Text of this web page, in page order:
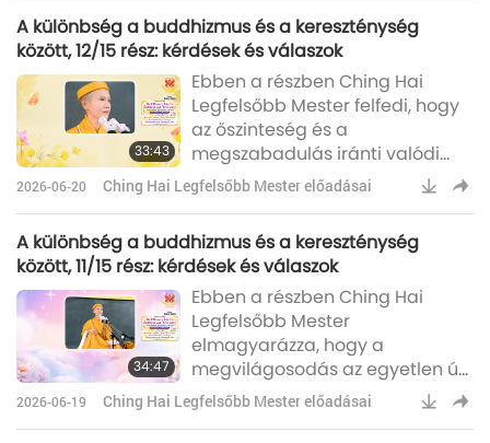
hasonlóságokat, és
elmagyarázza, mi történik,
miután elhagyjuk ezt a világot.
(Csak egy korábbi kérdésem
folytatása.) Rendben. (Mi a
kapcsolat ISTEN és Buddha
között? Amikor Buddhára és
ISTENre utalsz, egy en
A különbség a buddhizmus és a kereszténység
között, 12/15 rész: kérdések és válaszok
33:43
Ebben a részben Ching Hai
Legfelsőbb Mester felfedi, hogy
az őszinteség és a
megszabadulás iránti valódi
vágy lényeges, hogy elvezessen
minket a megvilágosodáshoz,
hozzáállásunkat, és elmélyítve
az életről alkotott
megértésünket. („Mi az azonnali
megvilágosodás? És mik a
feltételei?” Mi a
megvilágosodáshoz vezető
rövid út, és mik a feltételei?) Az
azonnali meg
2026-06-20 Ching Hai Legfelsőbb Mester előadásai
A különbség a buddhizmus és a kereszténység
között, 11/15 rész: kérdések és válaszok
34:47
Ebben a részben Ching Hai
Legfelsőbb Mester
elmagyarázza, hogy a
megvilágosodás az egyetlen út,
hogy kiszabaduljunk a Maja
csapdájából, és a Mester
2026-06-19 Ching Hai Legfelsőbb Mester előadásai